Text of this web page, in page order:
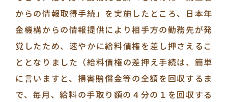
からの情報取得手続」を実施したところ、日本年
金機構からの情報提供により相手方の勤務先が発
覚したため、速やかに給料債権を差し押さえるこ
ととなりました（給料債権の差押え手続は、簡単
に言いますと、損害賠償金等の全額を回収するま
で、毎月、給料の手取り額の４分の１を回収する